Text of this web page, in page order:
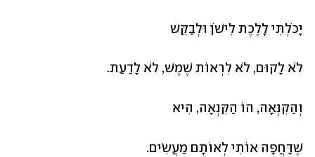
יָכֹלְתִּי לָלֶכֶת לִישֹׁן וּלְבַקֵּשׁ
לֹא לָקוּם, לֹא לִרְאוֹת שֶׁמֶשׁ, לֹא לָדַעַת.
וְהַקִּנְאָה, הוֹ הַקִּנְאָה, הִיא
שֶׁדָּחֲפָה אוֹתִי לְאוֹתָם מַעֲשִׂים.